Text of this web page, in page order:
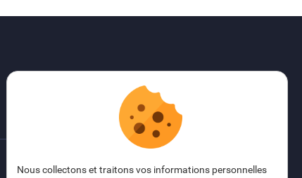
Nous collectons et traitons vos informations personnelles